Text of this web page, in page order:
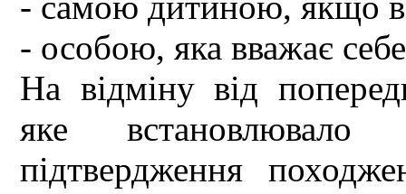
- особою, яка вважає
На відміну від
яке встановлювало
підтвердження